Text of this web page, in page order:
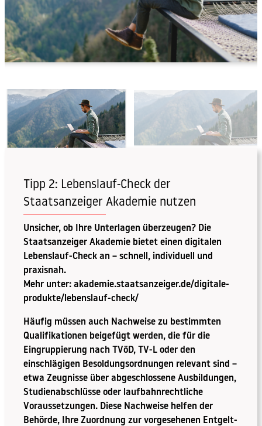
Tipp 2: Lebenslauf-Check der
Staatsanzeiger Akademie nutzen
Unsicher, ob Ihre Unterlagen überzeugen? Die
Staatsanzeiger Akademie bietet einen digitalen
Lebenslauf-Check an – schnell, individuell und
praxisnah.
Mehr unter: akademie.staatsanzeiger.de/digitale-
produkte/lebenslauf-check/
Häufig müssen auch Nachweise zu bestimmten
Qualifikationen beigefügt werden, die für die
Eingruppierung nach TVöD, TV-L oder den
einschlägigen Besoldungsordnungen relevant sind –
etwa Zeugnisse über abgeschlossene Ausbildungen,
Studienabschlüsse oder laufbahnrechtliche
Voraussetzungen. Diese Nachweise helfen der
Behörde, Ihre Zuordnung zur vorgesehenen Entgelt-